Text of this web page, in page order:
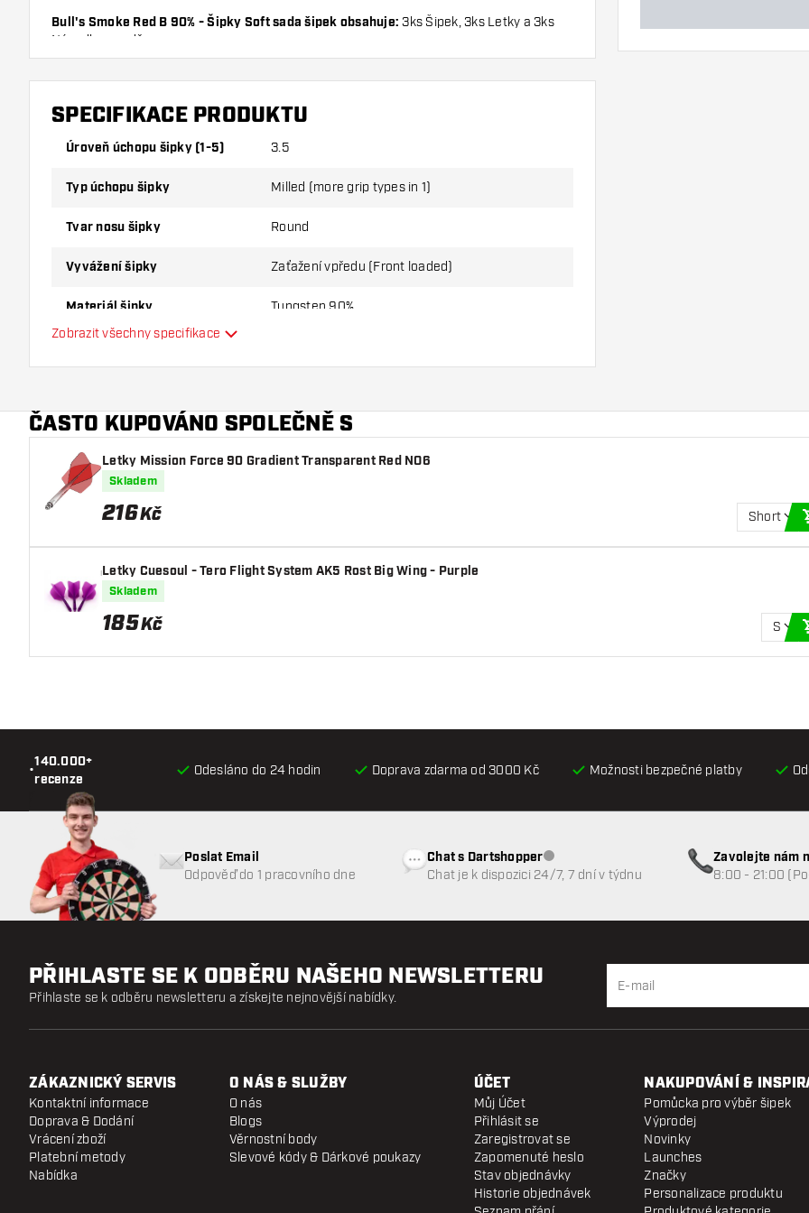
Bull's Smoke Red B 90% - Šipky Soft sada šipek obsahuje: 3ks Šipek, 3ks Letky a 3ks
Násadky v sadě.
SPECIFIKACE PRODUKTU
Úroveň úchopu šipky (1-5) 3.5
Typ úchopu šipky Milled (more grip types in 1)
Tvar nosu šipky Round
Vyvážení šipky Zaťažení vpředu (Front loaded)
Materiál šipky Tungsten 90%
Barva šipky
Zóna úchopu šipky
Tvar šipky
Hmotnost šipky
Šířka šipky (mm)
Délka šipky (mm)
Zobrazit všechny specifikace
ČASTO KUPOVÁNO SPOLEČNĚ S
Letky Mission Force 90 Gradient Transparent Red NO6
Skladem
216Kč Short
Letky Cuesoul - Tero Flight System AK5 Rost Big Wing - Purple
Skladem
185Kč S
•
140.000+
recenze
Odesláno do 24 hodin Doprava zdarma od 3000 Kč Možnosti bezpečné platby
Poslat Email
Odpověď do 1 pracovního dne
Chat s DartshopperZákaznický servis nedostupný
Chat je k dispozici 24/7, 7 dní v týdnu
Zavolejte nám
8:00 - 21:00
PŘIHLASTE SE K ODBĚRU NAŠEHO NEWSLETTERU
Přihlaste se k odběru newsletteru a získejte nejnovější nabídky.
ZÁKAZNICKÝ SERVIS
Kontaktní informace
Doprava & Dodání
Vrácení zboží
Platební metody
Nabídka
O NÁS & SLUŽBY
O nás
Blogs
Věrnostní body
Slevové kódy & Dárkové poukazy
ÚČET
Můj Účet
Přihlásit se
Zaregistrovat se
Zapomenuté heslo
Stav objednávky
Historie objednávek
NAKUPOVÁNÍ &
Pomůcka pro výběr šipek
Výprodej
Novinky
Launches
Značky
Personalizace produktu